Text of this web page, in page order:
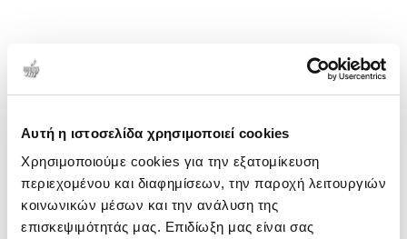
Αυτή η ιστοσελίδα χρησιμοποιεί cookies
Χρησιμοποιούμε cookies για την εξατομίκευση
περιεχομένου και διαφημίσεων, την παροχή λειτουργιών
κοινωνικών μέσων και την ανάλυση της
επισκεψιμότητάς μας. Επιδίωξη μας είναι σας